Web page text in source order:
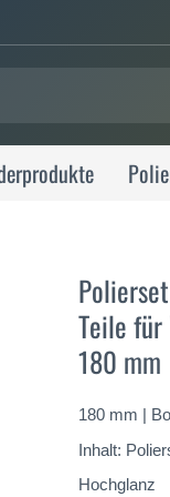
Teile
180 mm
180 mm |
Inhalt:
Hochglanz